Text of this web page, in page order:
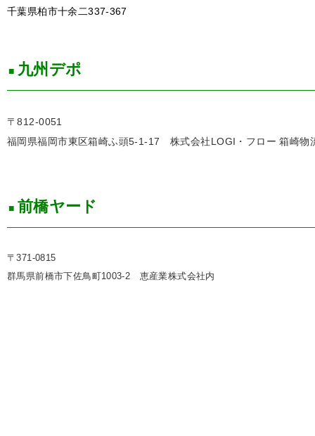
千葉県柏市十余二337-367
九州デポ
〒812-0051
福岡県福岡市東区箱崎ふ頭5-1-17株式会社LOGI・フロー 箱崎
前橋ヤード
〒371-0815
群馬県前橋市下佐鳥町1003-2 恵産業株式会社内